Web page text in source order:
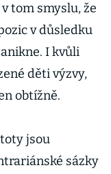
tom smyslu, že
v důsledku
I kvůli
děti výzvy,
obtížně.
jsou
sázky